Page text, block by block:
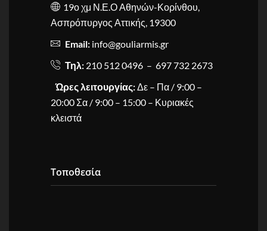
19ο χμ Ν.Ε.Ο Αθηνών-Κορίνθου,
Ασπρόπυργος Αττικής, 19300
Email: info@gouliarmis.gr
Τηλ: 210 512 0496 – 697 732 2673
Ώρες λειτουργίας: Δε – Πα / 9:00 –
20:00 Σα / 9:00 – 15:00 – Κυριακές
κλειστά
Τοποθεσία